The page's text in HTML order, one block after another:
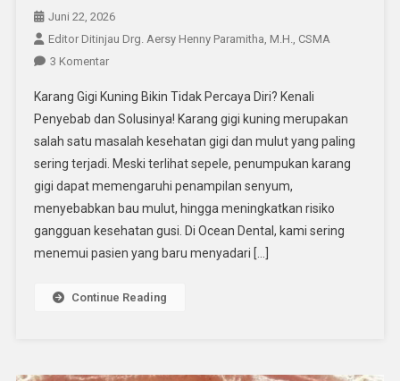
Juni 22, 2026
Editor Ditinjau Drg. Aersy Henny Paramitha, M.H., CSMA
3 KomentarPada
Gigi
Kuning
Minggat!
Rahasia
Senyum
Bersih
Dan
Napas
Karang Gigi Kuning Bikin Tidak Percaya Diri? Kenali
Penyebab dan Solusinya! Karang gigi kuning merupakan
salah satu masalah kesehatan gigi dan mulut yang paling
sering terjadi. Meski terlihat sepele, penumpukan karang
gigi dapat memengaruhi penampilan senyum,
menyebabkan bau mulut, hingga meningkatkan risiko
gangguan kesehatan gusi. Di Ocean Dental, kami sering
menemui pasien yang baru menyadari […]
Continue Reading